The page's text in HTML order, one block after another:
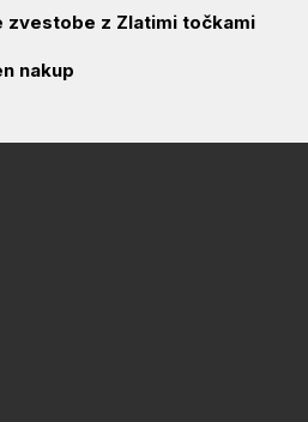
zvestobe z Zlatimi točkami
nakup